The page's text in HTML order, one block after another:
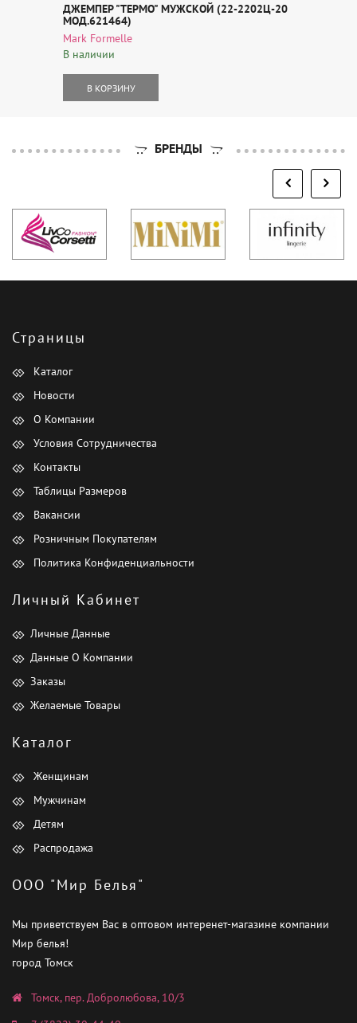
ДЖЕМПЕР "ТЕРМО" МУЖСКОЙ (22-2202Ц-20
МОД.621464)
Mark Formelle
В наличии
В КОРЗИНУ
БРЕНДЫ
Страницы
Каталог
Новости
О Компании
Условия Сотрудничества
Контакты
Таблицы Размеров
Вакансии
Розничным Покупателям
Политика Конфиденциальности
Личный Кабинет
Личные Данные
Данные О Компании
Заказы
Желаемые Товары
Каталог
Женщинам
Мужчинам
Детям
Распродажа
ООО "Мир Белья"
Мы приветствуем Вас в оптовом интеренет-магазине компании
Мир белья!
город Томск
Томск, пер. Добролюбова, 10/3